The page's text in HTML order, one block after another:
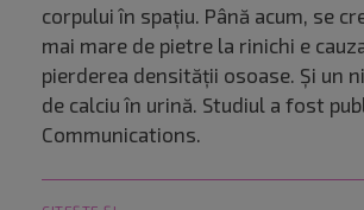
corpului în spațiu. Până acum, se
mai mare de pietre la rinichi e
pierderea densității osoase. Și un
de calciu în urină. Studiul a fost
Communications.